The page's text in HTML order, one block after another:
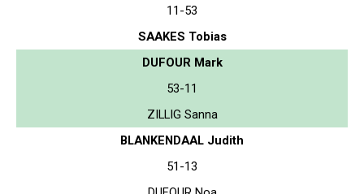
11-53
SAAKES Tobias
DUFOUR Mark
53-11
ZILLIG Sanna
BLANKENDAAL Judith
51-13